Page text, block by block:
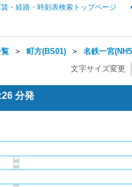
・経路・時刻表検索トップページ
覧 ＞ 町方(BS01) ＞ 名鉄一宮
文字サイズ変更
分発